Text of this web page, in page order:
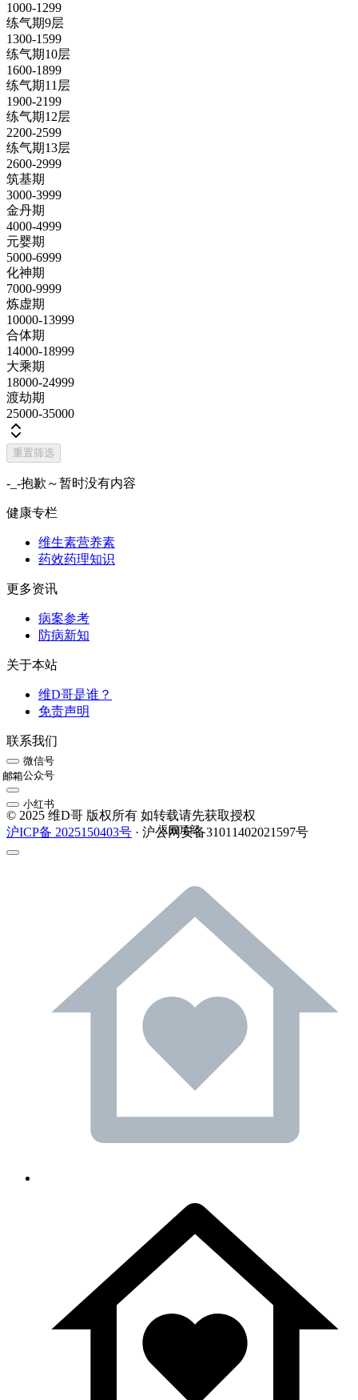
1000-1299
练气期9层
1300-1599
练气期10层
1600-1899
练气期11层
1900-2199
练气期12层
2200-2599
练气期13层
2600-2999
筑基期
3000-3999
金丹期
4000-4999
元婴期
5000-6999
化神期
7000-9999
炼虚期
10000-13999
合体期
14000-18999
大乘期
18000-24999
渡劫期
25000-35000
重置筛选
-_-抱歉～暂时没有内容
健康专栏
维生素营养素
药效药理知识
更多资讯
病案参考
防病新知
关于本站
维D哥是谁？
免责声明
联系我们
微信号
公众号
邮箱
小红书
© 2025 维D哥 版权所有 如转载请先获取授权
沪ICP备 2025150403号 · 沪公网安备31011402021597号
返回顶部